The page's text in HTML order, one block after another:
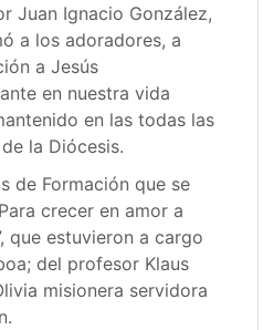
Juan Ignacio González,
a los adoradores, a
a Jesús
en nuestra vida
en las todas las
la Diócesis.
de Formación que se
crecer en amor a
que estuvieron a cargo
del profesor Klaus
misionera servidora